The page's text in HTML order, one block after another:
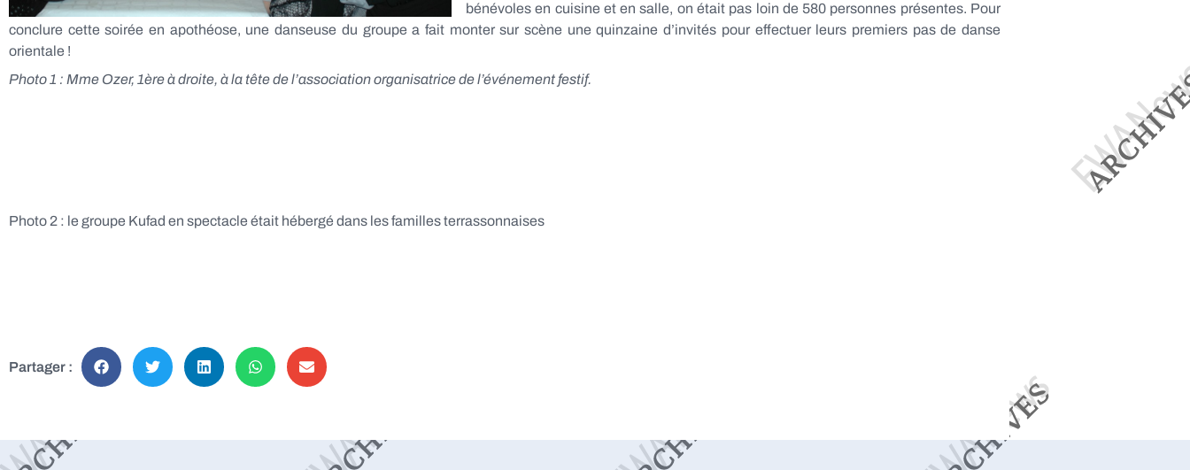
bénévoles en cuisine et en salle, on était pas loin de 580 personnes présentes. Pour
conclure cette soirée en apothéose, une danseuse du groupe a fait monter sur scène une quinzaine d’invités pour effectuer leurs premiers pas de danse
orientale !
Photo 1 : Mme Ozer, 1ère à droite, à la tête de l’association organisatrice de l’événement festif.
Photo 2 : le groupe Kufad en spectacle était hébergé dans les familles terrassonnaises
Partager :